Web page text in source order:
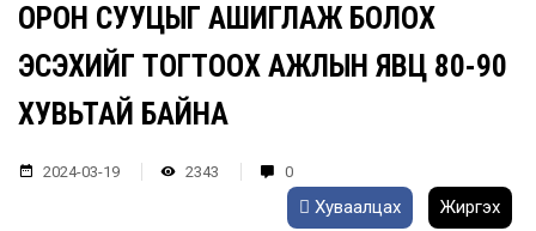
ОРОН СУУЦЫГ АШИГЛАЖ БОЛОХ
ЭСЭХИЙГ ТОГТООХ АЖЛЫН ЯВЦ 80-90
ХУВЬТАЙ БАЙНА
2024-03-19 2343 0
Хуваалцах Жиргэх